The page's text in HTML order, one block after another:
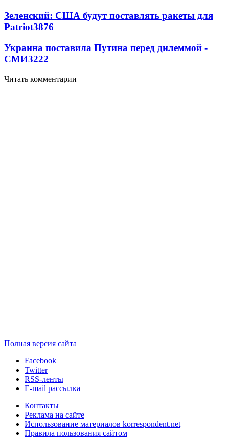
Зеленский: США будут поставлять ракеты для
Patriot3876
Украина поставила Путина перед дилеммой -
СМИ3222
Читать комментарии
Полная версия сайта
Facebook
Twitter
RSS-ленты
E-mail рассылка
Контакты
Реклама на сайте
Использование материалов korrespondent.net
Правила пользования сайтом